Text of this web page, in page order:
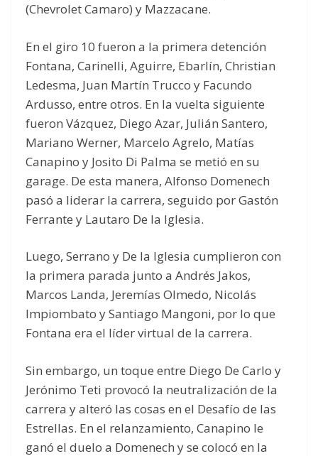
(Chevrolet Camaro) y Mazzacane.
En el giro 10 fueron a la primera detención
Fontana, Carinelli, Aguirre, Ebarlín, Christian
Ledesma, Juan Martín Trucco y Facundo
Ardusso, entre otros. En la vuelta siguiente
fueron Vázquez, Diego Azar, Julián Santero,
Mariano Werner, Marcelo Agrelo, Matías
Canapino y Josito Di Palma se metió en su
garage. De esta manera, Alfonso Domenech
pasó a liderar la carrera, seguido por Gastón
Ferrante y Lautaro De la Iglesia.
Luego, Serrano y De la Iglesia cumplieron con
la primera parada junto a Andrés Jakos,
Marcos Landa, Jeremías Olmedo, Nicolás
Impiombato y Santiago Mangoni, por lo que
Fontana era el líder virtual de la carrera.
Sin embargo, un toque entre Diego De Carlo y
Jerónimo Teti provocó la neutralización de la
carrera y alteró las cosas en el Desafío de las
Estrellas. En el relanzamiento, Canapino le
ganó el duelo a Domenech y se colocó en la